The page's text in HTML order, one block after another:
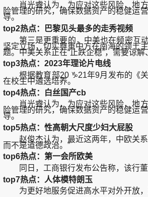
肖光睿认为，为应对这些风险，地方
险管理的研究，确保数据资产的稳健运
导。
top2热点：巴黎见头最多的走秀视频
第三是更重要的，中美也在频密互动
坚定立场，切实尊重中方在南海的领土
题。中美关系正在“止跌企稳”，需要谅
top3热点：2023年理论片电线
根据教育部20 ♑21年9月发布的《关
在校生中遴选培养。
top4热点：白丝国产cb
肖光睿认为，为应对这些风险，地方
险管理的研究，确保数据资产的稳健运
导。
top5热点：性高朝大尺度少妇大屁股
赵俊杰认为，最近这两年，中欧关系
而不是道德政治。”
top6热点：第一会所欧美
同日，工商银行发布公告称，该行董
top7热点：人体模特朗玉
为更好地服务促进高水平对外开放，